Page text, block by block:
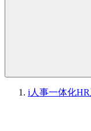
i人事一体化